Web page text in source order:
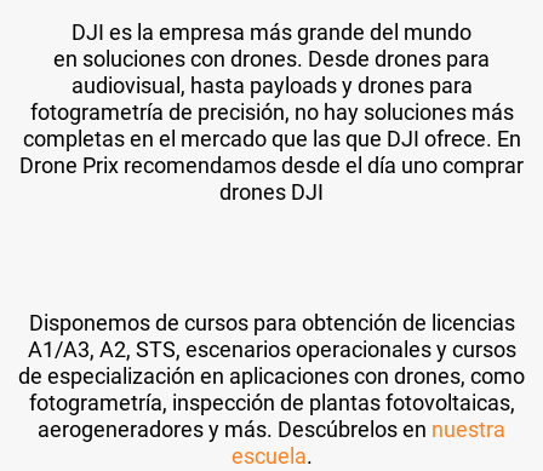
DJI es la empresa más grande del mundo
en soluciones con drones. Desde drones para
audiovisual, hasta payloads y drones para
fotogrametría de precisión, no hay soluciones más
completas en el mercado que las que DJI ofrece. En
Drone Prix recomendamos desde el día uno comprar
drones DJI
Disponemos de cursos para obtención de licencias
A1/A3, A2, STS, escenarios operacionales y cursos
de especialización en aplicaciones con drones, como
fotogrametría, inspección de plantas fotovoltaicas,
aerogeneradores y más. Descúbrelos en nuestra
escuela.